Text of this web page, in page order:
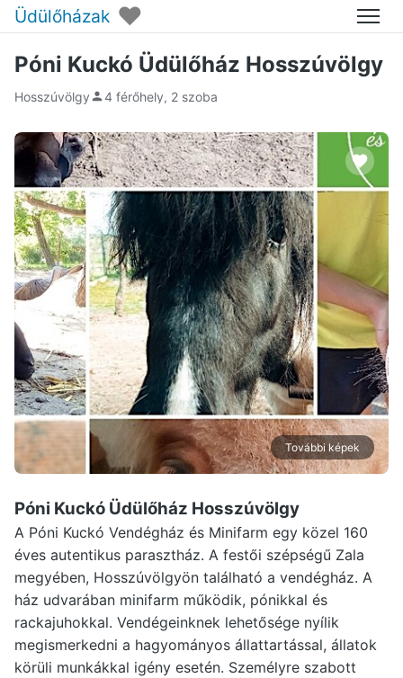
Üdülőházak ♥ Menü
Póni Kuckó Üdülőház Hosszúvölgy
Hosszúvölgy 4 férőhely, 2 szoba
További képek
Póni Kuckó Üdülőház Hosszúvölgy
A Póni Kuckó Vendégház és Minifarm egy közel 160
éves autentikus parasztház. A festői szépségű Zala
megyében, Hosszúvölgyön található a vendégház. A
ház udvarában minifarm működik, pónikkal és
rackajuhokkal. Vendégeinknek lehetősége nyílik
megismerkedni a hagyományos állattartással, állatok
körüli munkákkal igény esetén. Személyre szabott